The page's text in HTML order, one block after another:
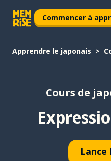
Commencer à
Apprendre le japonais
Cours de
Lance